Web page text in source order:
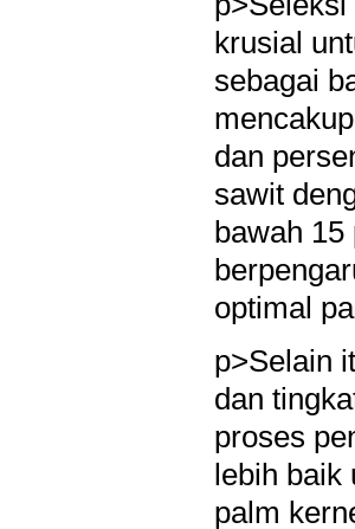
krusial
sebagai
dan
sawit
bawah
optimal
p>Selain
dan
proses
lebih baik
palm